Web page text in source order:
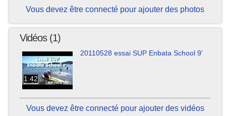
Vous devez être connecté pour ajouter des photos
Vidéos (1)
1:42
20110528 essai SUP Enbata School 9'
Vous devez être connecté pour ajouter des vidéos